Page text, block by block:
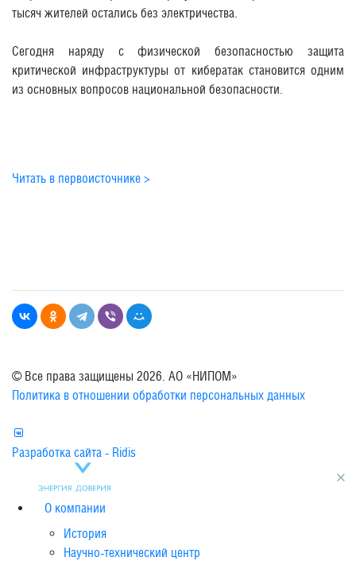
тысяч жителей остались без электричества.
Сегодня наряду с физической безопасностью защита
критической инфраструктуры от кибератак становится одним
из основных вопросов национальной безопасности.
Читать в первоисточнике >
© Все права защищены 2026. АО «НИПОМ»
Политика в отношении обработки персональных данных
Разработка сайта - Ridis
О компании
История
Научно-технический центр